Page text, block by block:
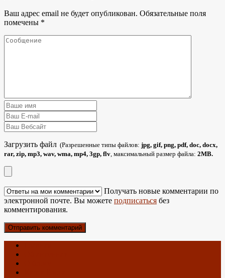
Ваш адрес email не будет опубликован. Обязательные поля
помечены *
Загрузить файл (Разрешенные типы файлов: jpg, gif, png, pdf, doc, docx,
rar, zip, mp3, wav, wma, mp4, 3gp, flv, максимальный размер файла: 2MB.
Получать новые комментарии по
электронной почте. Вы можете подписаться без
комментирования.